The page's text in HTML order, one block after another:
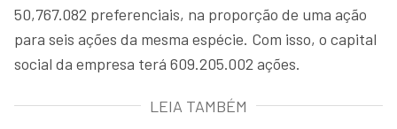
50,767.082 preferenciais, na proporção de uma ação
para seis ações da mesma espécie. Com isso, o capital
social da empresa terá 609.205.002 ações.
LEIA TAMBÉM